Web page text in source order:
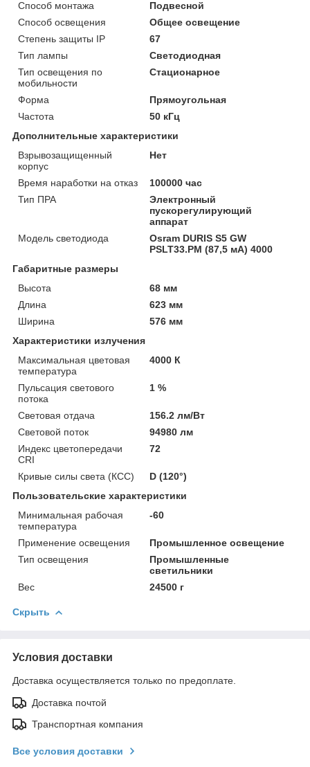
Способ монтажа
Подвесной
Способ освещения
Общее освещение
Степень защиты IP
67
Тип лампы
Светодиодная
Тип освещения по
мобильности
Стационарное
Форма
Прямоугольная
Частота
50 кГц
Дополнительные характеристики
Взрывозащищенный
корпус
Нет
Время наработки на отказ
100000 час
Тип ПРА
Электронный
пускорегулирующий
аппарат
Модель светодиода
Osram DURIS S5 GW
PSLT33.PM (87,5 мА) 4000
Габаритные размеры
Высота
68 мм
Длина
623 мм
Ширина
576 мм
Характеристики излучения
Максимальная цветовая
температура
4000 К
Пульсация светового
потока
1 %
Световая отдача
156.2 лм/Вт
Световой поток
94980 лм
Индекс цветопередачи
CRI
72
Кривые силы света (КСС)
D (120°)
Пользовательские характеристики
Минимальная рабочая
температура
-60
Применение освещения
Промышленное освещение
Тип освещения
Промышленные
светильники
Вес
24500 г
Скрыть
Условия доставки
Доставка осуществляется только по предоплате.
Доставка почтой
Транспортная компания
Все условия доставки